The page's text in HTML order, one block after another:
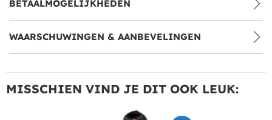
BETAALMOGELIJKHEDEN
WAARSCHUWINGEN & AANBEVELINGEN
MISSCHIEN VIND JE DIT OOK LEUK: